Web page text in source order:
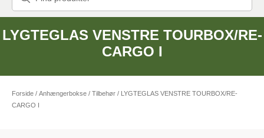
LYGTEGLAS VENSTRE TOURBOX/RE-
CARGO I
Forside / Anhængerbokse / Tilbehør / LYGTEGLAS VENSTRE TOURBOX/RE-
CARGO I